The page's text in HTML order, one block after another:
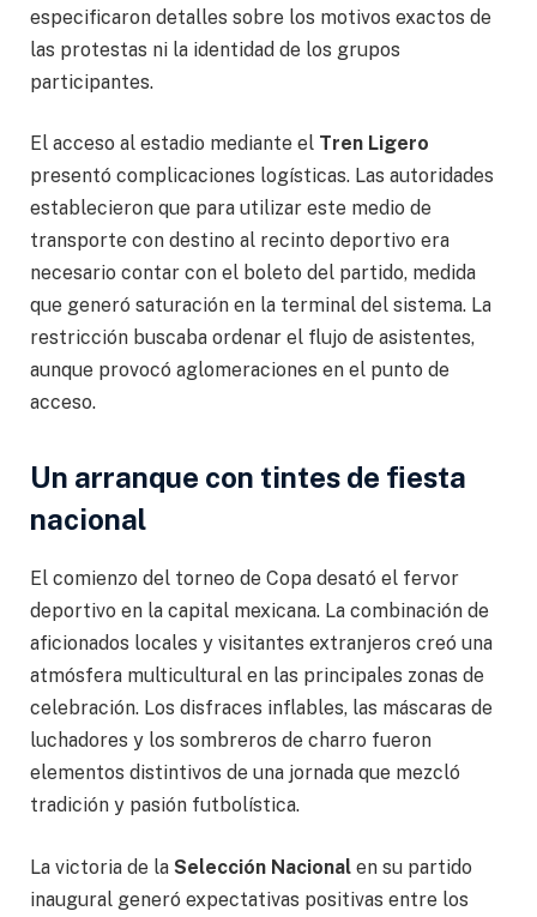
especificaron detalles sobre los motivos exactos de
las protestas ni la identidad de los grupos
participantes.
El acceso al estadio mediante el Tren Ligero
presentó complicaciones logísticas. Las autoridades
establecieron que para utilizar este medio de
transporte con destino al recinto deportivo era
necesario contar con el boleto del partido, medida
que generó saturación en la terminal del sistema. La
restricción buscaba ordenar el flujo de asistentes,
aunque provocó aglomeraciones en el punto de
acceso.
Un arranque con tintes de fiesta
nacional
El comienzo del torneo de Copa desató el fervor
deportivo en la capital mexicana. La combinación de
aficionados locales y visitantes extranjeros creó una
atmósfera multicultural en las principales zonas de
celebración. Los disfraces inflables, las máscaras de
luchadores y los sombreros de charro fueron
elementos distintivos de una jornada que mezcló
tradición y pasión futbolística.
La victoria de la Selección Nacional en su partido
inaugural generó expectativas positivas entre los